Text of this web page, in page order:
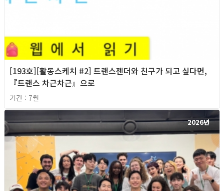
[193호][활동스케치 #2] 트랜스젠더와 친구가 되고 싶다면,
『트랜스 차근차근』으로
기간 : 7월
2026년